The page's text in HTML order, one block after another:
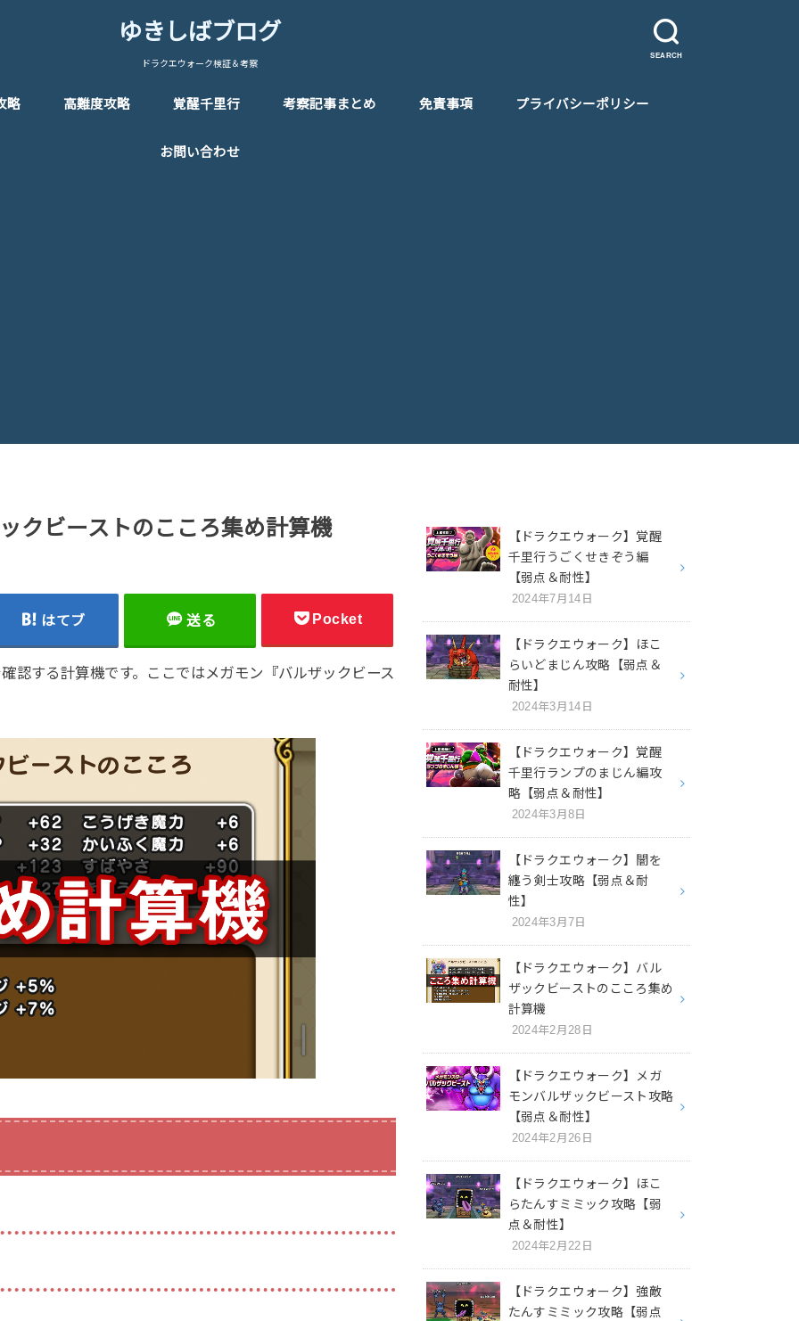
SEARCH
ゆきしばブログ
ドラクエウォーク検証＆考察
略 高難度攻略 覚醒千里行 考察記事まとめ 免責事項 プライバシーポリシー
お問い合わせ
クビーストのこころ集め計算機
はてブ 送る Pocket
認する計算機です。ここではメガモン『バルザックビース
【ドラクエウォーク】覚醒
千里行うごくせきぞう編
【弱点＆耐性】
2024年7月14日
【ドラクエウォーク】ほこ
らいどまじん攻略【弱点＆
耐性】
2024年3月14日
【ドラクエウォーク】覚醒
千里行ランプのまじん編攻
略【弱点＆耐性】
2024年3月8日
【ドラクエウォーク】闇を
纏う剣士攻略【弱点＆耐
性】
2024年3月7日
【ドラクエウォーク】バル
ザックビーストのこころ集め
計算機
2024年2月28日
【ドラクエウォーク】メガ
モンバルザックビースト攻略
【弱点＆耐性】
2024年2月26日
【ドラクエウォーク】ほこ
らたんすミミック攻略【弱
点＆耐性】
2024年2月22日
【ドラクエウォーク】強敵
たんすミミック攻略【弱点